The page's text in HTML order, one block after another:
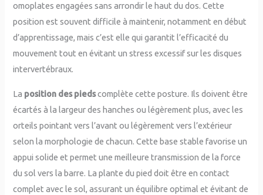
omoplates engagées sans arrondir le haut du dos. Cette
position est souvent difficile à maintenir, notamment en début
d’apprentissage, mais c’est elle qui garantit l’efficacité du
mouvement tout en évitant un stress excessif sur les disques
intervertébraux.
La position des piedscomplète cette posture. Ils doivent être
écartés à la largeur des hanches ou légèrement plus, avec les
orteils pointant vers l’avant ou légèrement vers l’extérieur
selon la morphologie de chacun. Cette base stable favorise un
appui solide et permet une meilleure transmission de la force
du sol vers la barre. La plante du pied doit être en contact
complet avec le sol, assurant un équilibre optimal et évitant de